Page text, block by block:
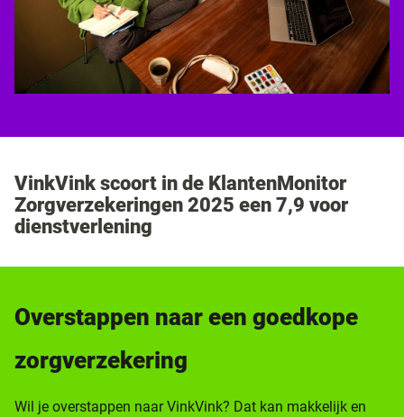
VinkVink scoort in de KlantenMonitor
Zorgverzekeringen 2025 een 7,9 voor
dienstverlening
Overstappen naar een goedkope
zorgverzekering
Wil je overstappen naar VinkVink? Dat kan makkelijk en